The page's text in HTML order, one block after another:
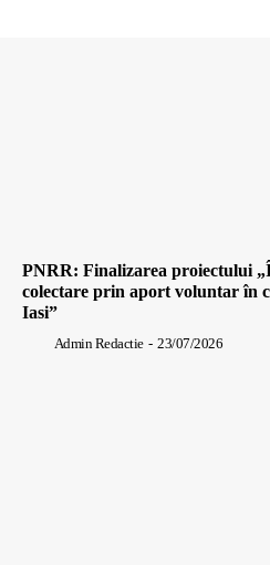
PNRR: Finalizarea proiectului
colectare prin aport voluntar în
Iasi”
Admin Redactie - 23/07/2026